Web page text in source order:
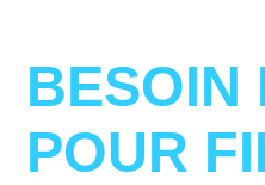
BESOIN
POUR